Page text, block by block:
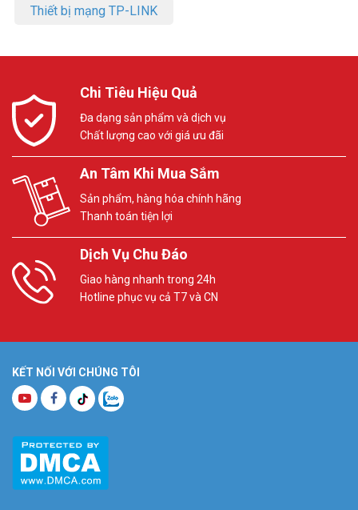
Thiết bị mạng TP-LINK
Chi Tiêu Hiệu Quả
Đa dạng sản phẩm và dịch vụ
Chất lượng cao với giá ưu đãi
An Tâm Khi Mua Sắm
Sản phẩm, hàng hóa chính hãng
Thanh toán tiện lợi
Dịch Vụ Chu Đáo
Giao hàng nhanh trong 24h
Hotline phục vụ cả T7 và CN
KẾT NỐI VỚI CHÚNG TÔI